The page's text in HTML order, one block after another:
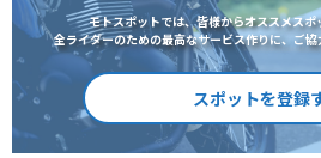
モトスポットでは、皆様からオススメス
全ライダーのための最高なサービス作りに、ご協
スポットを登録